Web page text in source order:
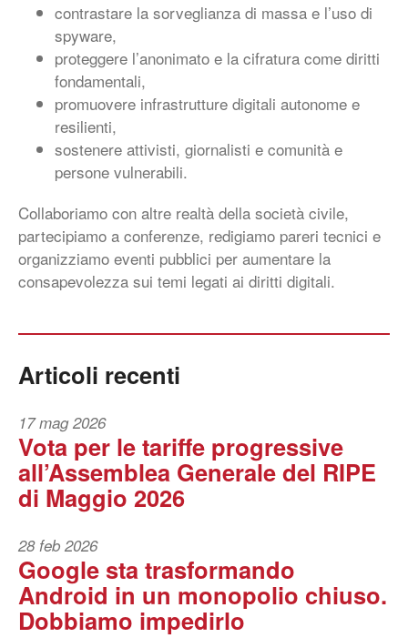
contrastare la sorveglianza di massa e l’uso di
spyware,
proteggere l’anonimato e la cifratura come diritti
fondamentali,
promuovere infrastrutture digitali autonome e
resilienti,
sostenere attivisti, giornalisti e comunità e
persone vulnerabili.
Collaboriamo con altre realtà della società civile,
partecipiamo a conferenze, redigiamo pareri tecnici e
organizziamo eventi pubblici per aumentare la
consapevolezza sui temi legati ai diritti digitali.
Articoli recenti
17 mag 2026
Vota per le tariffe progressive
all’Assemblea Generale del RIPE
di Maggio 2026
28 feb 2026
Google sta trasformando
Android in un monopolio chiuso.
Dobbiamo impedirlo